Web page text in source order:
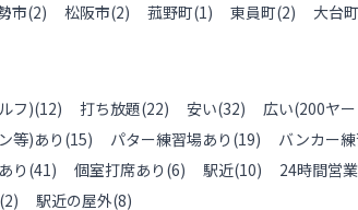
市(2) 松阪市(2) 菰野町(1) 東員町(2) 大台町
フ)(12) 打ち放題(22) 安い(32) 広い(200ヤ
等)あり (15) パター練習場あり (19) バンカー
り(41) 個室打席あり (6) 駅近(10) 24時間営業
(2) 駅近の屋外(8)